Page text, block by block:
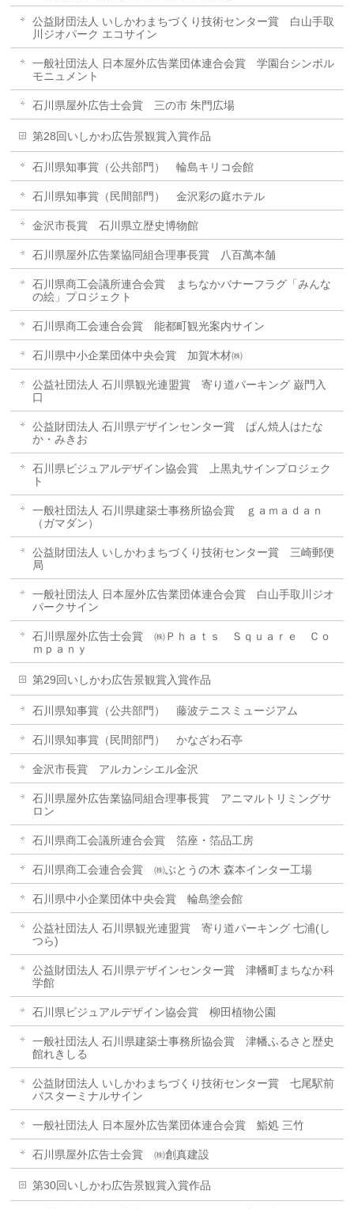
公益財団法人 いしかわまちづくり技術センター賞 白山手取
川ジオパーク エコサイン
一般社団法人 日本屋外広告業団体連合会賞 学園台シンボル
モニュメント
石川県屋外広告士会賞 三の市 朱門広場
第28回いしかわ広告景観賞入賞作品
石川県知事賞（公共部門） 輪島キリコ会館
石川県知事賞（民間部門） 金沢彩の庭ホテル
金沢市長賞 石川県立歴史博物館
石川県屋外広告業協同組合理事長賞 八百萬本舗
石川県商工会議所連合会賞 まちなかバナーフラグ「みんな
の絵」プロジェクト
石川県商工会連合会賞 能都町観光案内サイン
石川県中小企業団体中央会賞 加賀木材㈱
公益社団法人 石川県観光連盟賞 寄り道パーキング 巌門入
口
公益財団法人 石川県デザインセンター賞 ぱん焼人はたな
か・みきお
石川県ビジュアルデザイン協会賞 上黒丸サインプロジェク
ト
一般社団法人 石川県建築士事務所協会賞 ｇａｍａｄａｎ
（ガマダン）
公益財団法人 いしかわまちづくり技術センター賞 三崎郵便
局
一般社団法人 日本屋外広告業団体連合会賞 白山手取川ジオ
パークサイン
石川県屋外広告士会賞 ㈱Ｐｈａｔｓ Ｓｑｕａｒｅ Ｃｏ
ｍｐａｎｙ
第29回いしかわ広告景観賞入賞作品
石川県知事賞（公共部門） 藤波テニスミュージアム
石川県知事賞（民間部門） かなざわ石亭
金沢市長賞 アルカンシエル金沢
石川県屋外広告業協同組合理事長賞 アニマルトリミングサ
ロン
石川県商工会議所連合会賞 箔座・箔品工房
石川県商工会連合会賞 ㈱ぶとうの木 森本インター工場
石川県中小企業団体中央会賞 輪島塗会館
公益社団法人 石川県観光連盟賞 寄り道パーキング 七浦(し
つら)
公益財団法人 石川県デザインセンター賞 津幡町まちなか科
学館
石川県ビジュアルデザイン協会賞 柳田植物公園
一般社団法人 石川県建築士事務所協会賞 津幡ふるさと歴史
館れきしる
公益財団法人 いしかわまちづくり技術センター賞 七尾駅前
バスターミナルサイン
一般社団法人 日本屋外広告業団体連合会賞 鮨処 三竹
石川県屋外広告士会賞 ㈱創真建設
第30回いしかわ広告景観賞入賞作品